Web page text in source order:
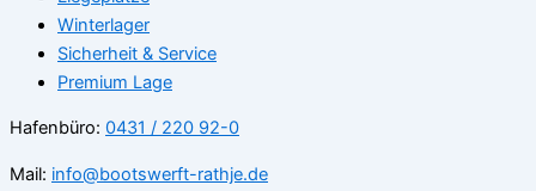
Winterlager
Sicherheit & Service
Premium Lage
Hafenbüro: 0431 / 220 92-0
Mail: info@bootswerft-rathje.de